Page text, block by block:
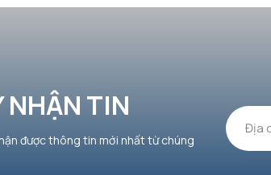
NHẬN TIN
được thông tin mới nhất từ chúng